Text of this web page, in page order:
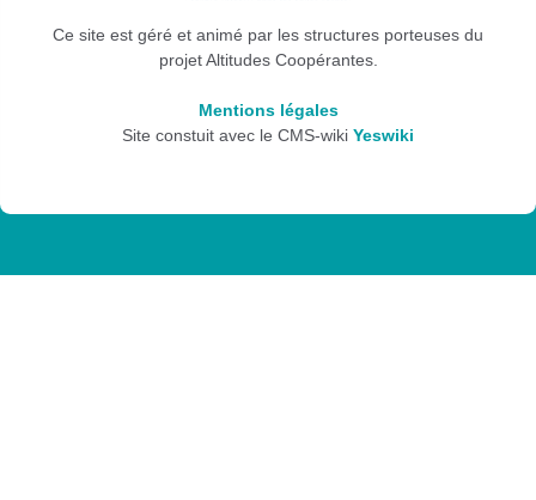
Ce site est géré et animé par les structures porteuses du
projet Altitudes Coopérantes.
Mentions légales
Site constuit avec le CMS-wiki Yeswiki